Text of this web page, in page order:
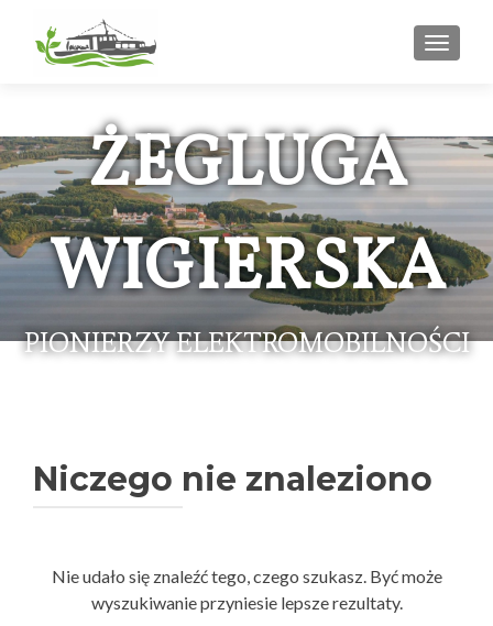
ŻEGLUGA
WIGIERSKA
PIONIERZY ELEKTROMOBILNOŚCI
Niczego nie znaleziono
Nie udało się znaleźć tego, czego szukasz. Być może
wyszukiwanie przyniesie lepsze rezultaty.